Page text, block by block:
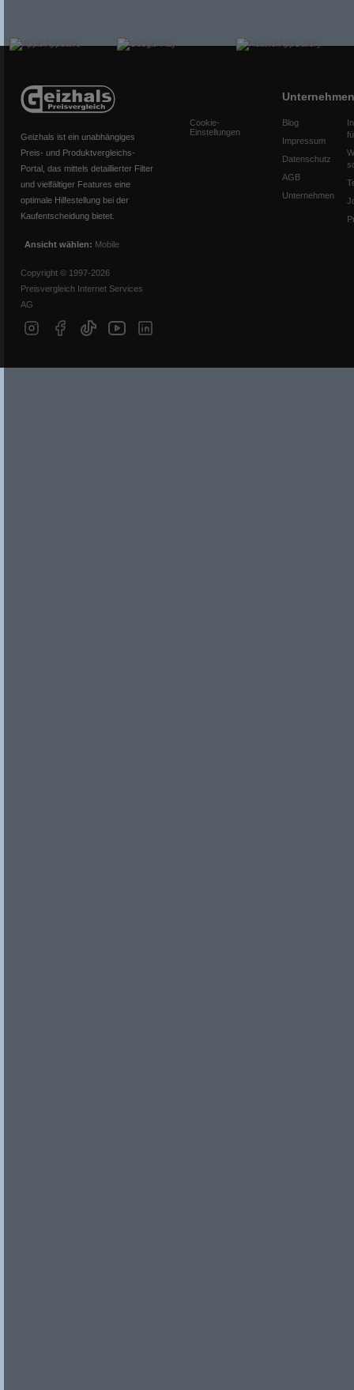
Geizhals ist ein unabhängiges
Preis- und Produktvergleichs-
Portal, das mittels detaillierter Filter
und vielfältiger Features eine
optimale Hilfestellung bei der
Kaufentscheidung bietet.
Ansicht wählen: Mobile
Copyright © 1997-2026
Preisvergleich Internet Services
AG
Cookie-
Einstellungen
Unternehmen
Blog
Impressum
Datenschutz
AGB
Unternehmen